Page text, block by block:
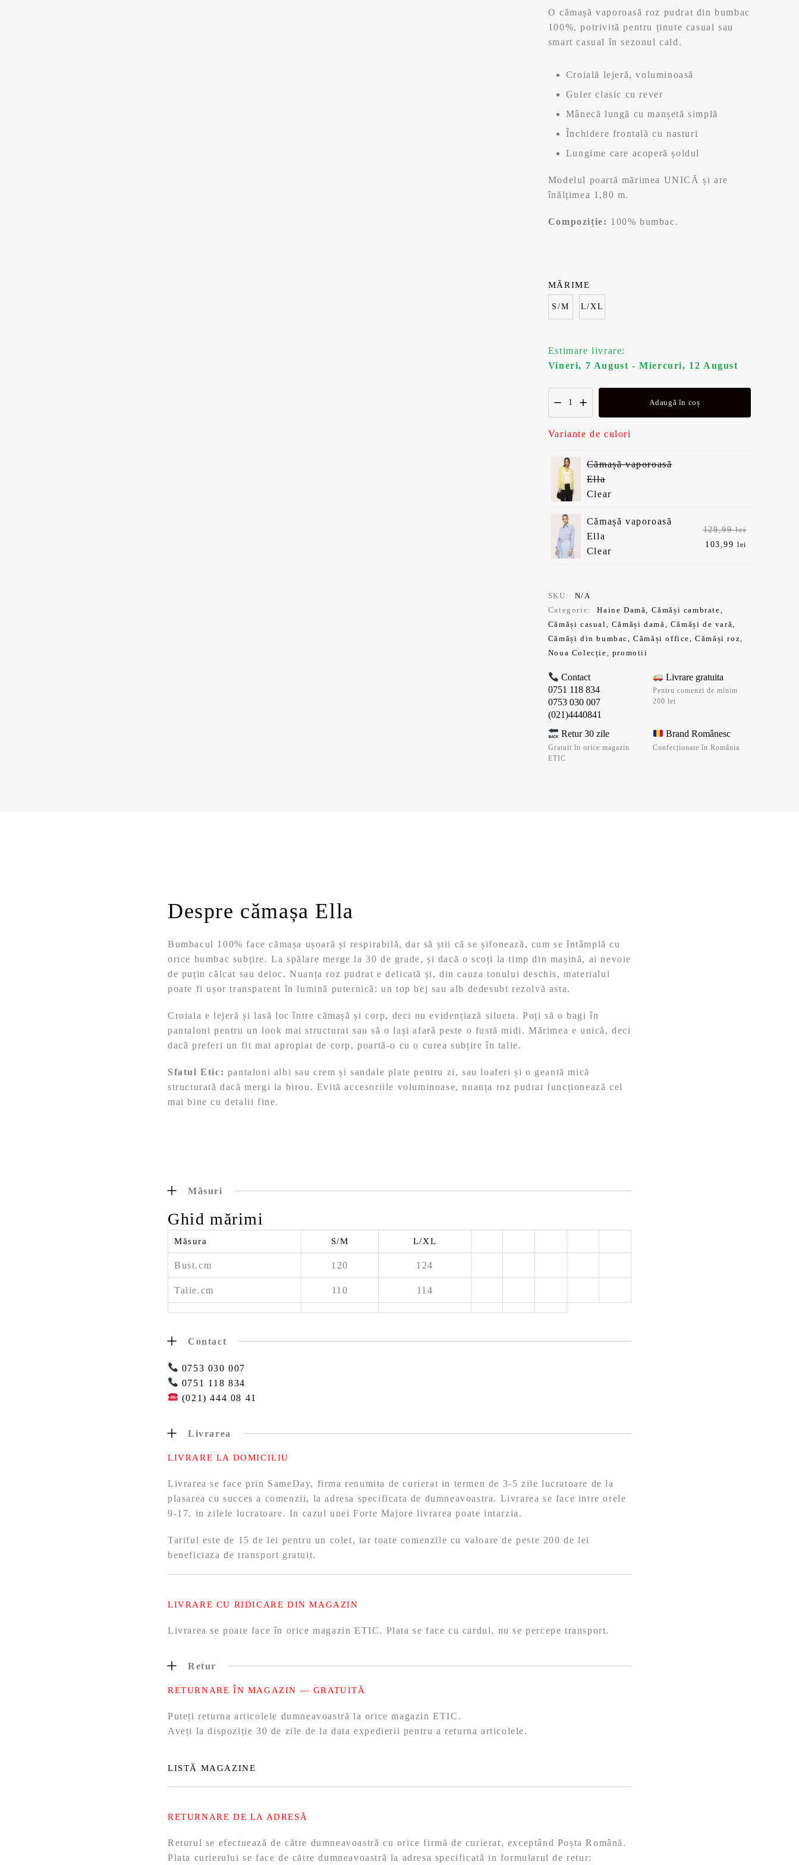
fost:
103,99 lei.
O cămașă vaporoasă roz pudrat din bumbac
100%, potrivită pentru ținute casual sau
smart casual în sezonul cald.
Croială lejeră, voluminoasă
Guler clasic cu rever
Mânecă lungă cu manșetă simplă
Închidere frontală cu nasturi
Lungime care acoperă șoldul
Modelul poartă mărimea UNICĂ și are
înălțimea 1,80 m.
Compoziție: 100% bumbac.
S/M L/XL
MĂRIME
Estimare livrare:
Vineri, 7 August - Miercuri, 12 August
Adaugă în coș
Variante de culori
Cămașă vaporoasă
Ella
Clear
Cămașă vaporoasă
Ella
Clear
129,99lei
103,99lei
SKU:
N/A
Categorie:
Haine Damă, Cămăși cambrate,
Cămăși casual, Cămăși damă, Cămăși de vară,
Cămăși din bumbac,Cămăși office,Cămăși roz,
Noua Colecție, promotii
Contact
0751 118 834
0753 030 007
(021)4440841
Livrare gratuita
Pentru comenzi de minim
200 lei
Retur 30 zile
Gratuit în orice magazin
ETIC
Brand Românesc
Confecționate în România
Despre cămașa Ella
Bumbacul 100% face cămașa ușoară și respirabilă, dar să știi că se șifonează, cum se întâmplă cu
orice bumbac subțire. La spălare merge la 30 de grade, și dacă o scoți la timp din mașină, ai nevoie
de puțin călcat sau deloc. Nuanța roz pudrat e delicată și, din cauza tonului deschis, materialul
poate fi ușor transparent în lumină puternică: un top bej sau alb dedesubt rezolvă asta.
Croiala e lejeră și lasă loc între cămașă și corp, deci nu evidențiază silueta. Poți să o bagi în
pantaloni pentru un look mai structurat sau să o lași afară peste o fustă midi. Mărimea e unică, deci
dacă preferi un fit mai apropiat de corp, poartă-o cu o curea subțire în talie.
Sfatul Etic: pantaloni albi sau crem și sandale plate pentru zi, sau loaferi și o geantă mică
structurată dacă mergi la birou. Evită accesoriile voluminoase, nuanța roz pudrat funcționează cel
mai bine cu detalii fine.
Măsuri
Ghid mărimi
Măsura S/M L/XL
Bust.cm 120 124
Talie.cm 110 114
Contact
0753 030 007
0751 118 834
(021) 444 08 41
Livrarea
LIVRARE LA DOMICILIU
Livrarea se face prin SameDay, firma renumita de curierat in termen de 3-5 zile lucratoare de la
plasarea cu succes a comenzii, la adresa specificata de dumneavoastra. Livrarea se face intre orele
9-17, in zilele lucratoare. In cazul unei Forte Majore livrarea poate intarzia.
Tariful este de 15 de lei pentru un colet, iar toate comenzile cu valoare de peste 200 de lei
beneficiaza de transport gratuit.
LIVRARE CU RIDICARE DIN MAGAZIN
Livrarea se poate face în orice magazin ETIC. Plata se face cu cardul, nu se percepe transport.
Retur
RETURNARE ÎN MAGAZIN — GRATUITĂ
Puteți returna articolele dumneavoastră la orice magazin ETIC.
Aveți la dispoziție 30 de zile de la data expedierii pentru a returna articolele.
LISTĂ MAGAZINE
RETURNARE DE LA ADRESĂ
Returul se efectuează de către dumneavoastră cu orice firmă de curierat, exceptând Poșta Română.
Plata curierului se face de către dumneavoastră la adresa specificată in formularul de retur: